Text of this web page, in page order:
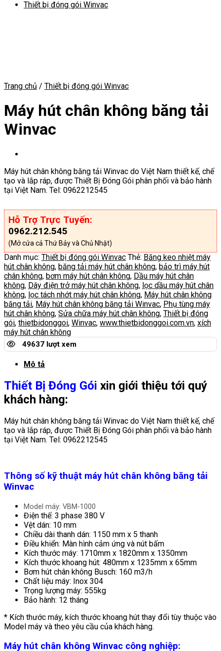
Thiết bị đóng gói Winvac
Trang chủ / Thiết bị đóng gói Winvac
Máy hút chân không băng tải
Winvac
Máy hút chân không băng tải Winvac do Việt Nam thiết kế, chế
tạo và lắp ráp, được Thiết Bị Đóng Gói phân phối và bảo hành
tại Việt Nam. Tel: 0962212545
Hỗ Trợ Trực Tuyến:
0962.212.545
(Mở cửa cả Thứ Bảy và Chủ Nhật)
Danh mục: Thiết bị đóng gói Winvac Thẻ: Băng keo nhiệt máy
hút chân không, băng tải máy hút chân không, bảo trì máy hút
chân không, bơm máy hút chân không, Dầu máy hút chân
không, Dây điện trở máy hút chân không, lọc dầu máy hút chân
không, lọc tách nhớt máy hút chân không, Máy hút chân không
băng tải, Máy hút chân không băng tải Winvac, Phụ tùng máy
hút chân không, Sửa chữa máy hút chân không, Thiết bị đóng
gói, thietbidonggoi, Winvac, www.thietbidonggoi.com.vn, xích
máy hút chân không
49637 lượt xem
Mô tả
Thiết Bị Đóng Gói xin giới thiệu tới quý
khách hàng:
Máy hút chân không băng tải Winvac do Việt Nam thiết kế, chế
tạo và lắp ráp, được Thiết Bị Đóng Gói phân phối và bảo hành
tại Việt Nam. Tel: 0962212545
Thông số kỹ thuật máy hút chân không băng tải
Winvac
Model máy: VBM-1000
Điện thế: 3 phase 380 V
Vệt dán: 10 mm
Chiều dài thanh dán: 1150 mm x 5 thanh
Điều khiển: Màn hình cảm ứng và nút bấm
Kích thước máy: 1710mm x 1820mm x 1350mm
Kích thước khoang hút: 480mm x 1235mm x 65mm
Bơm hút chân không Busch: 160 m3/h
Chất liệu máy: Inox 304
Trọng lượng máy: 555kg
Bảo hành: 12 tháng
* Kích thước máy, kích thước khoang hút thay đổi tùy thuộc vào
Model máy và theo yêu cầu của khách hàng.
Máy hút chân không Winvac công nghiệp: